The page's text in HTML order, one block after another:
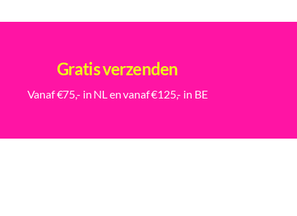
Gratis verzenden
Vanaf €75,- in NL en vanaf €125,- in BE